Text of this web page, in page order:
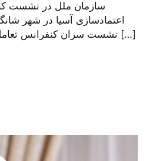
سازمان ملل در نشست
اعتمادسازی آسیا در شهر
نشست سران کنفرانس تعامل و اقدامات اعتمادسازی […]